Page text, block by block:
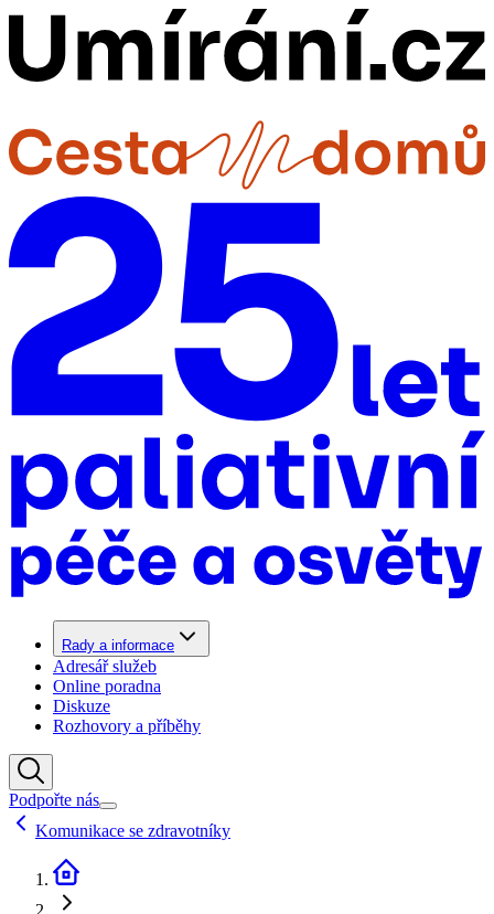
Rady a informace
Adresář služeb
Online poradna
Diskuze
Rozhovory a příběhy
Podpořte nás
Komunikace se zdravotníky